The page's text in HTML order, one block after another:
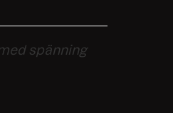
spänning